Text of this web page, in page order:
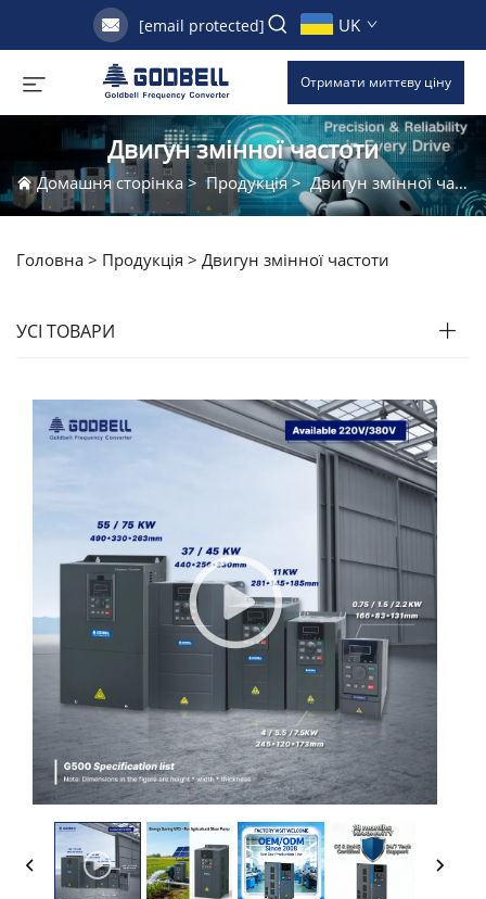
[email protected] UK
Отримати миттєву ціну
Двигун змінної частоти
Домашня сторінка>Продукція> Двигун змінної частоти
Головна > Продукція > Двигун змінної частоти
УСІ ТОВАРИ